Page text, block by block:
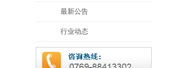
最新公告
行业动态